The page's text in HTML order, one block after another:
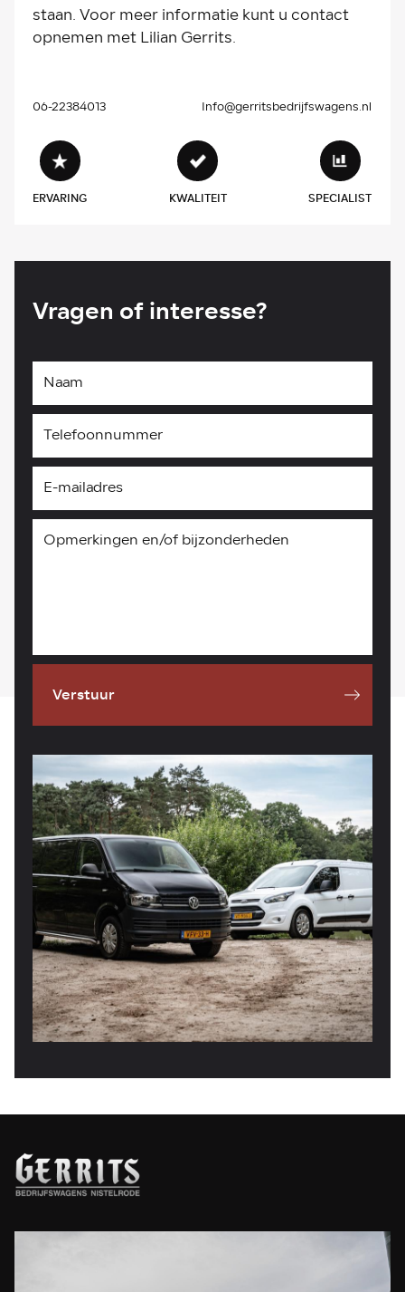
staan. Voor meer informatie kunt u contact
opnemen met Lilian Gerrits.
06-22384013 Info@gerritsbedrijfswagens.nl
ERVARING KWALITEIT SPECIALIST
Vragen of interesse?
Verstuur